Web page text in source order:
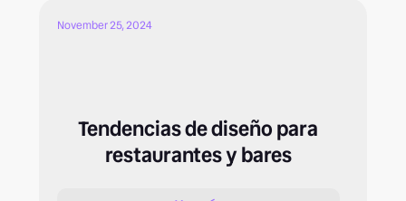
November 25, 2024
Tendencias de diseño para
restaurantes y bares